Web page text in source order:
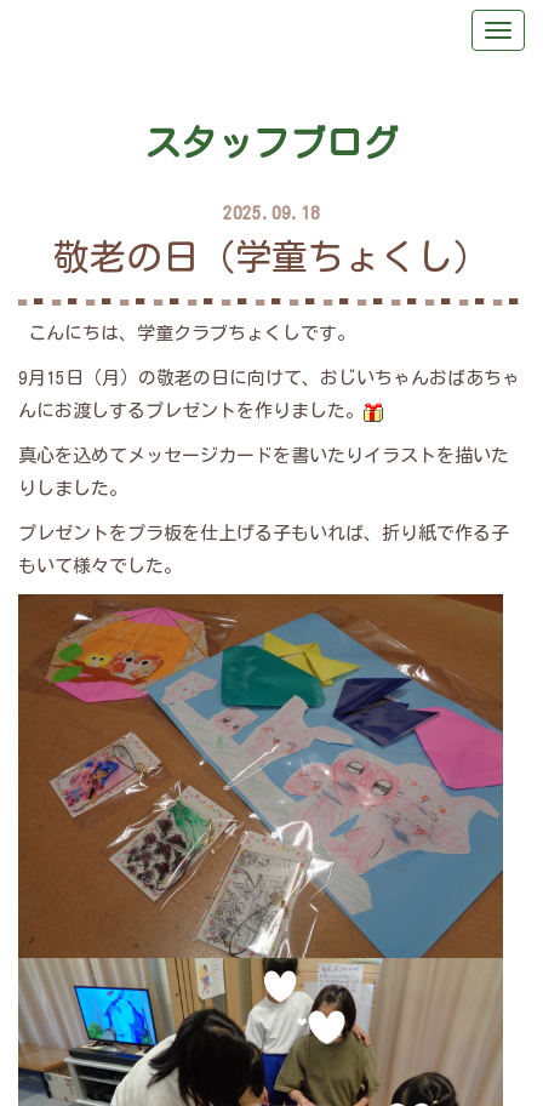
スタッフブログ
2025.09.18
敬老の日（学童ちょくし）
こんにちは、学童クラブちょくしです。
9月15日（月）の敬老の日に向けて、おじいちゃんおばあちゃ
んにお渡しするプレゼントを作りました。
真心を込めてメッセージカードを書いたりイラストを描いた
りしました。
プレゼントをプラ板を仕上げる子もいれば、折り紙で作る子
もいて様々でした。